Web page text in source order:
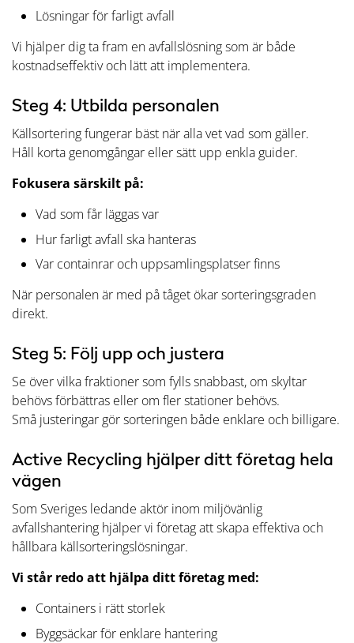
Lösningar för farligt avfall
Vi hjälper dig ta fram en avfallslösning som är både
kostnadseffektiv och lätt att implementera.
Steg 4: Utbilda personalen
Källsortering fungerar bäst när alla vet vad som gäller.
Håll korta genomgångar eller sätt upp enkla guider.
Fokusera särskilt på:
Vad som får läggas var
Hur farligt avfall ska hanteras
Var containrar och uppsamlingsplatser finns
När personalen är med på tåget ökar sorteringsgraden
direkt.
Steg 5: Följ upp och justera
Se över vilka fraktioner som fylls snabbast, om skyltar
behövs förbättras eller om fler stationer behövs.
Små justeringar gör sorteringen både enklare och billigare.
Active Recycling hjälper ditt företag hela
vägen
Som Sveriges ledande aktör inom miljövänlig
avfallshantering hjälper vi företag att skapa effektiva och
hållbara källsorteringslösningar.
Vi står redo att hjälpa ditt företag med:
Containers i rätt storlek
Byggsäckar för enklare hantering